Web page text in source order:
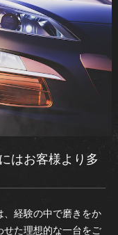
はお客様より多
、経験の中で磨きをか
せた理想的な一台をご